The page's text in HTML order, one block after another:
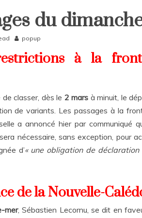
du
popup
à la
de classer, dès le 2 mars à minuit, le
de variants. Les passages à la
a annoncé hier par communiqué
sera nécessaire, sans exception, pour
d’« une obligation de
de la Nouvelle-
mer, Sébastien Lecornu, se dit en